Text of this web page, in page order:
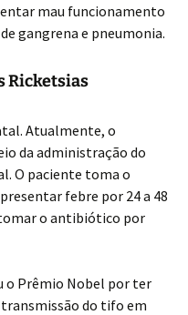
mau funcionamento
gangrena e pneumonia.
Ricketsias
Atualmente, o
da administração do
O paciente toma o
febre por 24 a 48
o antibiótico por
o Prêmio Nobel por ter
do tifo em